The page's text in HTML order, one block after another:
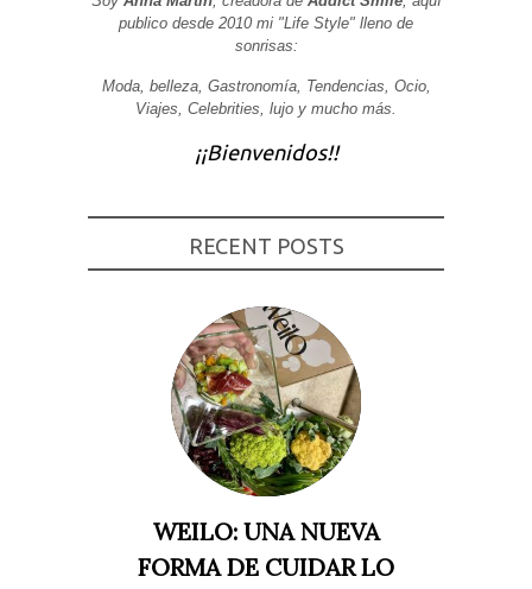
publico desde 2010 mi "Life Style" lleno de
sonrisas:
Moda, belleza, Gastronomía, Tendencias, Ocio,
Viajes, Celebrities, lujo y mucho más.
¡¡Bienvenidos!!
RECENT POSTS
WEILO: UNA NUEVA
FORMA DE CUIDAR LO
Experiencia
funcione lo
desaparecerán